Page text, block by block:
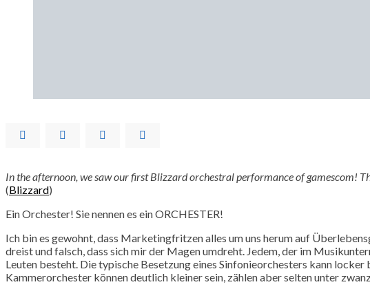
In the afternoon, we saw our first Blizzard orchestral performance of gamescom!
(Blizzard)
Ein Orchester! Sie nennen es ein ORCHESTER!
Ich bin es gewohnt, dass Marketingfritzen alles um uns herum auf
dreist und falsch, dass sich mir der Magen umdreht. Jedem, der im
Leuten besteht. Die typische Besetzung eines Sinfonieorchesters kann
Kammerorchester können deutlich kleiner sein, zählen aber selten unter